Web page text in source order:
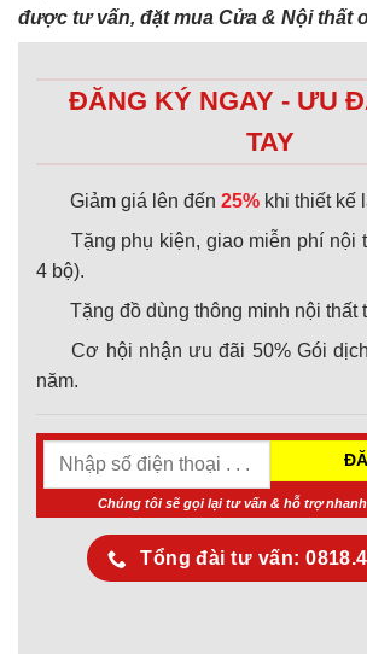
được tư vấn, đặt mua Cửa & Nội thất
ĐĂNG KÝ NGAY - ƯU
TAY
Giảm giá lên đến 25% khi thiết kế
Tặng phụ kiện, giao miễn phí nội
4 bộ).
Tặng đồ dùng thông minh nội thất
Cơ hội nhận ưu đãi 50% Gói
năm.
Chúng tôi sẽ gọi lại tư vấn & hỗ trợ
Tổng đài tư vấn: